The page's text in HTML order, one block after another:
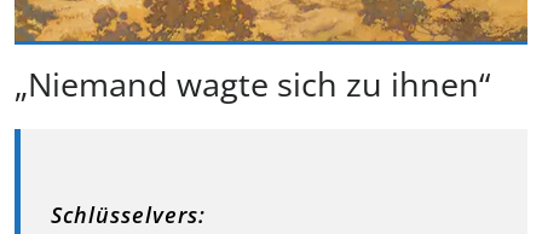
„Niemand wagte sich zu ihnen“
Schlüsselvers: